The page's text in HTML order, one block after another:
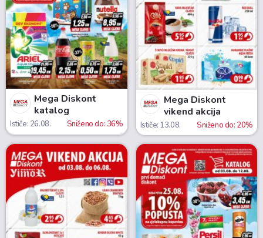
Mega Diskont
katalog
Ističe: 26.08. Sniženo do: 36%
Mega Diskont
vikend akcija
Ističe: 13.08. Sniženo do: 20%